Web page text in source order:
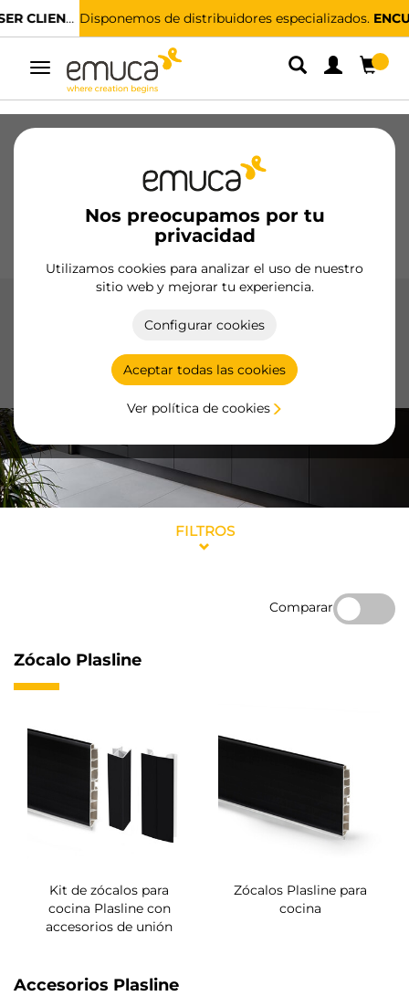
Disponemos de distribuidores especializados.ENCUENTRA EL MÁS CERCANO
Alternar
navegación
Nos preocupamos por tu
privacidad
Utilizamos cookies para analizar el uso de nuestro
sitio web y mejorar tu experiencia.
Configurar cookies
Aceptar todas las cookies
Ver política de cookies
Bisagras
Cocina Montaje
Bases Expositores
alta calidad, ofrecen soluciones estéticas y funcionales para
cocinas modernas.
FILTROS
Comparar
Zócalo Plasline
Kit de zócalos para
cocina Plasline con
accesorios de unión
Zócalos Plasline para
cocina
Accesorios Plasline